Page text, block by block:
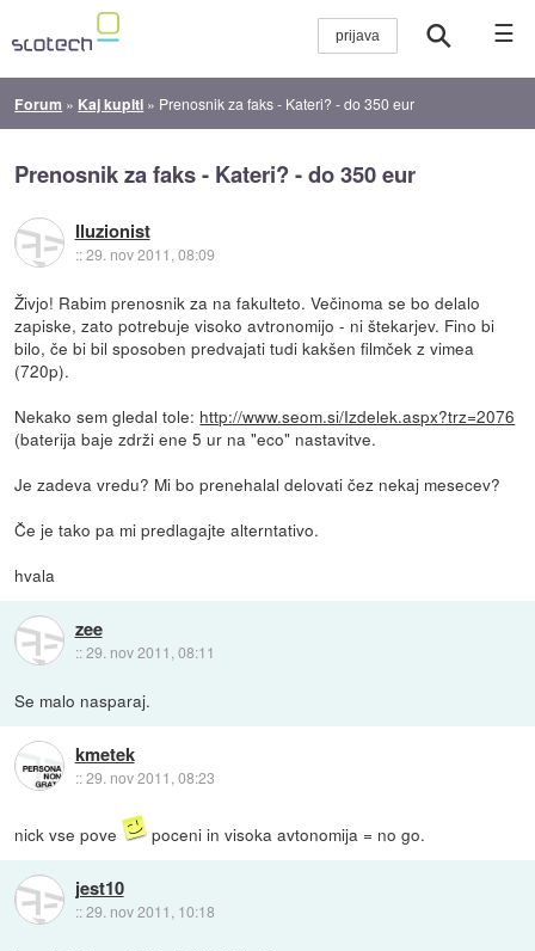
☰
Forum » Kaj kupiti » Prenosnik za faks - Kateri? - do 350 eur
Prenosnik za faks - Kateri? - do 350 eur
Iluzionist
::29. nov 2011, 08:09
Živjo! Rabim prenosnik za na fakulteto. Večinoma se bo delalo
zapiske, zato potrebuje visoko avtronomijo - ni štekarjev. Fino bi
bilo, če bi bil sposoben predvajati tudi kakšen filmček z vimea
(720p).
Nekako sem gledal tole: http://www.seom.si/Izdelek.aspx?trz=2076
(baterija baje zdrži ene 5 ur na "eco" nastavitve.
Je zadeva vredu? Mi bo prenehalal delovati čez nekaj mesecev?
Če je tako pa mi predlagajte alterntativo.
hvala
zee
::29. nov 2011, 08:11
Se malo nasparaj.
kmetek
::29. nov 2011, 08:23
nick vse pove poceni in visoka avtonomija = no go.
jest10
::29. nov 2011, 10:18